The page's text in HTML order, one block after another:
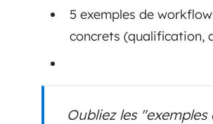
5 exemples de
concrets (qualification,
Oubliez les